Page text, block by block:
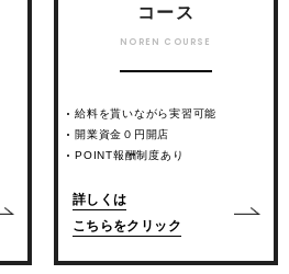
コース
NOREN COURSE
給料を貰いながら実習可能
開業資金０円開店
POINT報酬制度あり
詳しくは
こちらをクリック